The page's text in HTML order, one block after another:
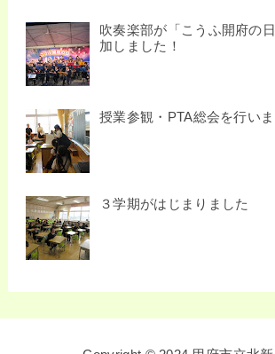
吹奏楽部が「こうふ開府の
加しました！
授業参観・PTA総会を行い
３学期がはじまりました